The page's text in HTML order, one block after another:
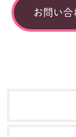
お問い合